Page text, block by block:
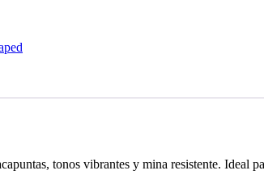
tonos vibrantes y mina resistente. Ideal